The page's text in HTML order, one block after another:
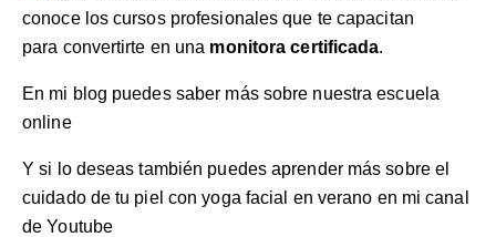
conoce los cursos profesionales que te capacitan
para convertirte en una monitora certificada.
En mi blog puedes saber más sobre nuestraescuela
online
Y si lo deseas también puedes aprender más sobre el
cuidado de tu piel con yoga facial en verano en micanal
de Youtube